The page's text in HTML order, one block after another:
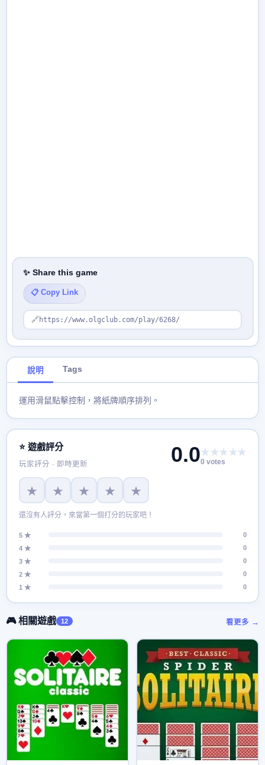
✨ Share this game
📋 Copy Link
🔗 https://www.olgclub.com/play/6268/
說明 Tags
運用滑鼠點擊控制，將紙牌順序排列。
⭐ 遊戲評分
玩家評分 · 即時更新 0.0★★★★★
0 votes
★ ★ ★ ★ ★
還沒有人評分，來當第一個打分的玩家吧！
5 ★
0
4 ★
0
3 ★
0
2 ★
0
1 ★
0
🎮 相關遊戲 12 看更多 →